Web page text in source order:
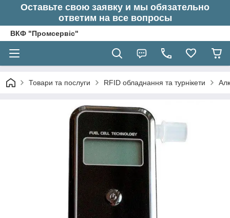
Оставьте свою заявку и мы обязательно
ответим на все вопросы
ВКФ "Промсервіс"
Товари та послуги RFID обладнання та турнікети